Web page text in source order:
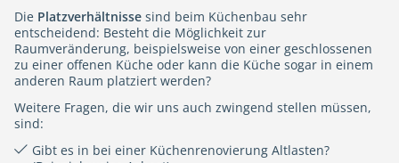
Die Platzverhältnisse sind beim Küchenbau sehr
entscheidend: Besteht die Möglichkeit zur
Raumveränderung, beispielsweise von einer geschlossenen
zu einer offenen Küche oder kann die Küche sogar in einem
anderen Raum platziert werden?
Weitere Fragen, die wir uns auch zwingend stellen müssen,
sind:
Gibt es in bei einer Küchenrenovierung Altlasten?